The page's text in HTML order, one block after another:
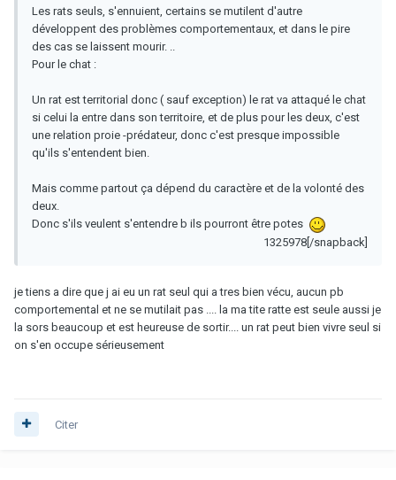
Les rats seuls, s'ennuient, certains se mutilent d'autre
développent des problèmes comportementaux, et dans le pire
des cas se laissent mourir. ..
Pour le chat :
Un rat est territorial donc ( sauf exception) le rat va attaqué le chat
si celui la entre dans son territoire, et de plus pour les deux, c'est
une relation proie -prédateur, donc c'est presque impossible
qu'ils s'entendent bien.
Mais comme partout ça dépend du caractère et de la volonté des
deux.
Donc s'ils veulent s'entendre b ils pourront être potes
1325978[/snapback]
je tiens a dire que j ai eu un rat seul qui a tres bien vécu, aucun pb
comportemental et ne se mutilait pas .... la ma tite ratte est seule aussi je
la sors beaucoup et est heureuse de sortir.... un rat peut bien vivre seul si
on s'en occupe sérieusement
Citer